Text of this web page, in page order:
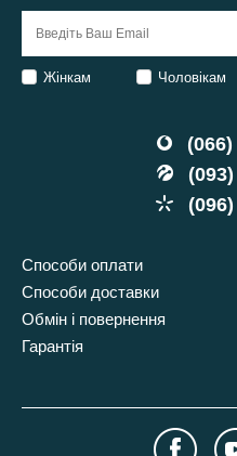
Способи оплати
Способи доставки
Обмін і повернення
Гарантія
Жінкам Чоловікам